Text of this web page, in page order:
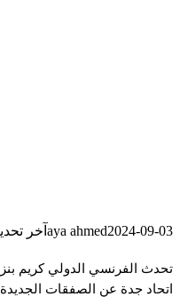
aya ahmed2024-09-03 آخر تحديث:
تحدث الفرنسي الدولي كريم
اتحاد جدة عن الصفقات